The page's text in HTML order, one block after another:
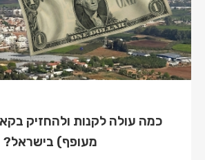
כמה עולה לקנות ולהחזיק
מעופף) בישראל?